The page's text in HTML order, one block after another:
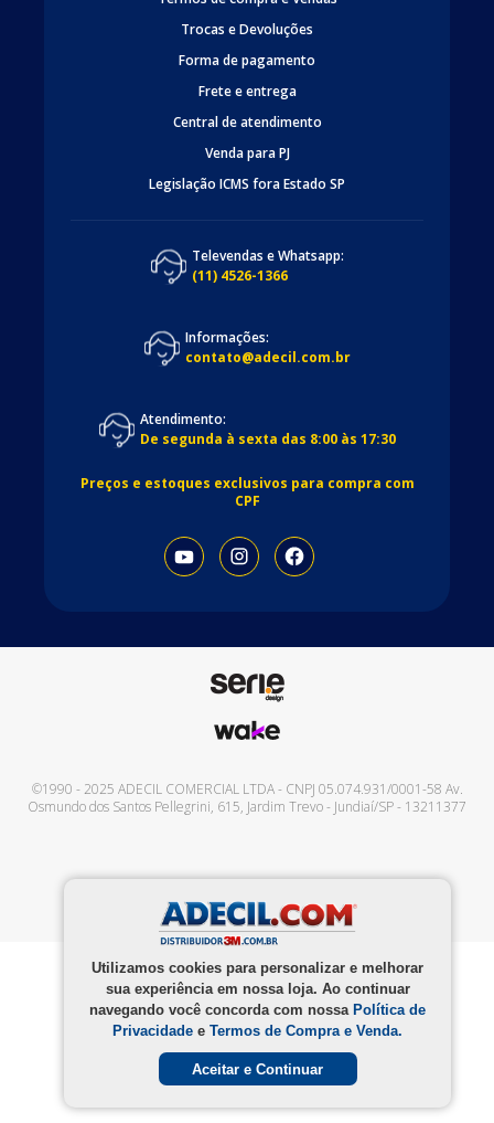
Utilizamos cookies para personalizar e melhorar
sua experiência em nossa loja. Ao continuar
navegando você concorda com nossa Política de
Privacidade e Termos de Compra e Venda.
Aceitar e Continuar
Trocas e Devoluções
Forma de pagamento
Frete e entrega
Central de atendimento
Venda para PJ
Legislação ICMS fora Estado SP
Televendas e Whatsapp:
(11) 4526-1366
Informações:
contato@adecil.com.br
Atendimento:
De segunda à sexta das 8:00 às 17:30
Preços e estoques exclusivos para compra com
CPF
©1990 - 2025 ADECIL COMERCIAL LTDA- CNPJ 05.074.931/0001-58 Av.
Osmundo dos Santos Pellegrini, 615, Jardim Trevo- Jundiaí/SP- 13211377